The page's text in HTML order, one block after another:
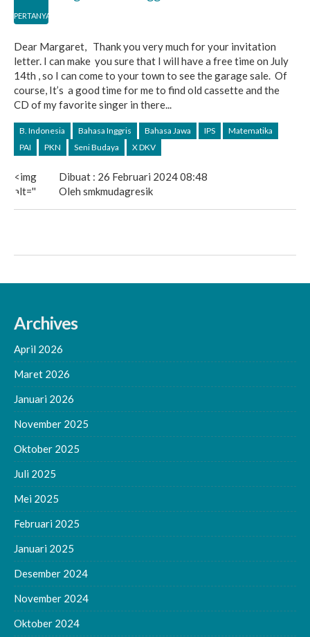
PERTANYAAN
Dear Margaret, Thank you very much for your invitation
letter. I can make you sure that I will have a free time on July
14th , so I can come to your town to see the garage sale. Of
course, It’s a good time for me to find old cassette and the
CD of my favorite singer in there...
B. Indonesia Bahasa Inggris Bahasa Jawa IPS
Matematika
PAI
PKN Seni Budaya X DKV
Dibuat : 26 Februari 2024 08:48
Oleh smkmudagresik
<img
alt=''
photo'
width='40'
decoding='async'/>
Archives
April 2026
Maret 2026
Januari 2026
November 2025
Oktober 2025
Juli 2025
Mei 2025
Februari 2025
Januari 2025
Desember 2024
November 2024
Oktober 2024